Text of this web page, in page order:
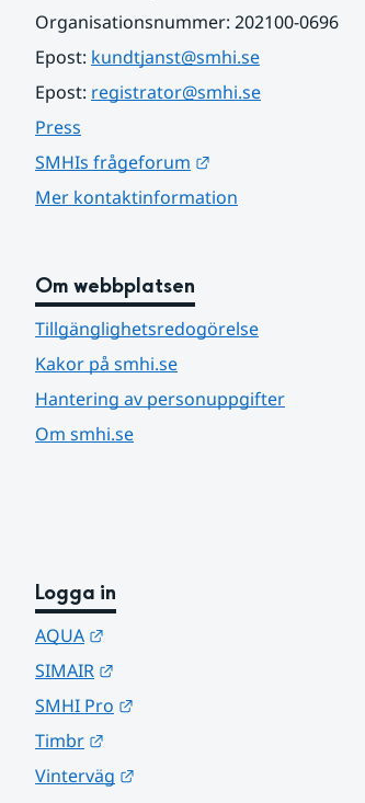
Organisationsnummer: 202100-0696
Epost: kundtjanst@smhi.se
Epost: registrator@smhi.se
Press
SMHIs frågeforum
Mer kontaktinformation
Om webbplatsen
Tillgänglighetsredogörelse
Kakor på smhi.se
Hantering av personuppgifter
Om smhi.se
Logga in
AQUA
SIMAIR
SMHI Pro
Timbr
Vinterväg